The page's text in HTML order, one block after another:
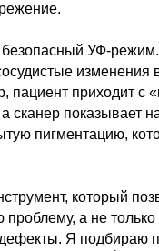
УФ-
изменения
пациент приходит с
сканер показывает
пигментацию,
который
проблему, а не только
Я подбираю